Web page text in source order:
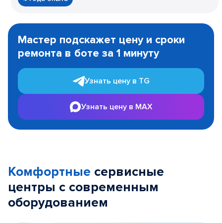
1
Мастер подскажет цену и сроки
ремонта в боте за 1 минуту
Узнать цену в TG
Узнать цену в MAX
Комфортные сервисные
центры с современным
оборудованием